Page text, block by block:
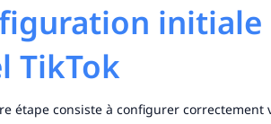
TikTok
étape consiste à configurer